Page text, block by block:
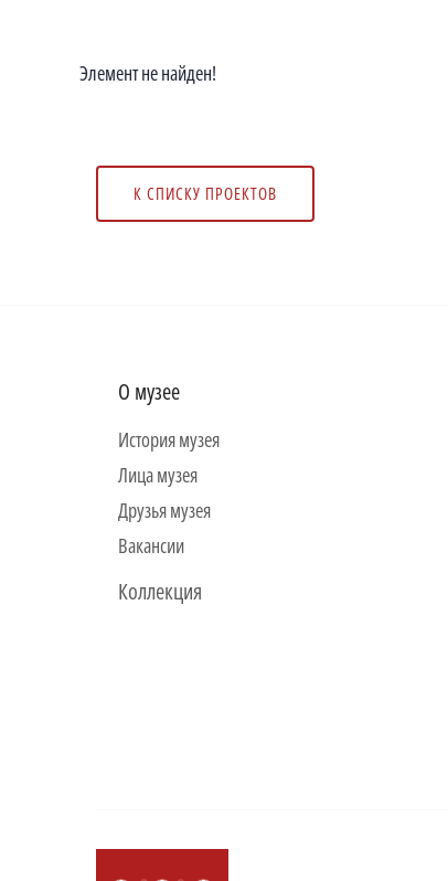
Элемент не найден!
К СПИСКУ ПРОЕКТОВ
О музее
История музея
Лица музея
Друзья музея
Вакансии
Коллекция